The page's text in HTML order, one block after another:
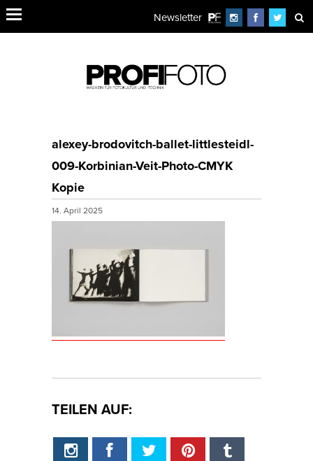
Newsletter
alexey-brodovitch-ballet-littlesteidl-
009-Korbinian-Veit-Photo-CMYK
Kopie
14. April 2025
TEILEN AUF: